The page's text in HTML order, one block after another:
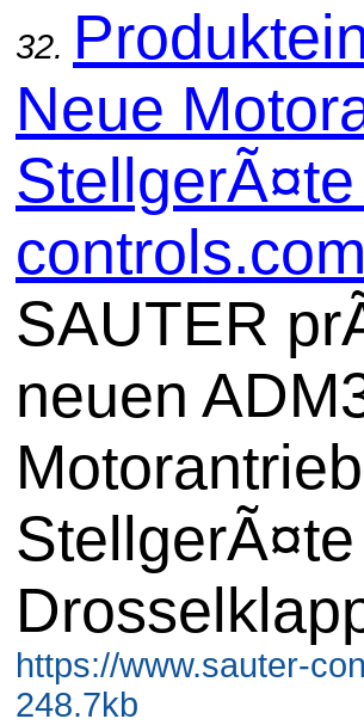
32.
Neue
controls.com
SAUTER
neuen
https://www.sauter-
248.7kb